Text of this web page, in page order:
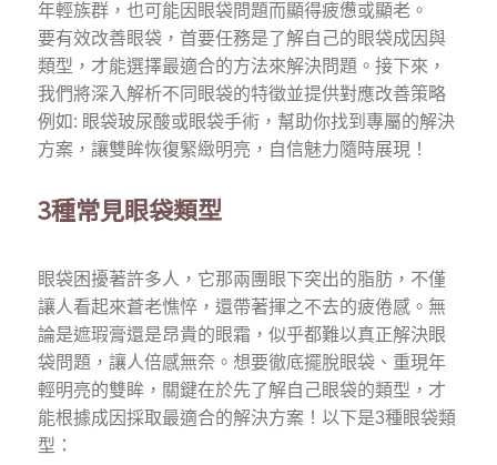
年輕族群，也可能因眼袋問題而顯得疲憊或顯老。
要有效改善眼袋，首要任務是了解自己的眼袋成因與
類型，才能選擇最適合的方法來解決問題。接下來，
我們將深入解析不同眼袋的特徵並提供對應改善策略
例如: 眼袋玻尿酸或眼袋手術，幫助你找到專屬的解決
方案，讓雙眸恢復緊緻明亮，自信魅力隨時展現！
3種常見眼袋類型
眼袋困擾著許多人，它那兩團眼下突出的脂肪，不僅
讓人看起來蒼老憔悴，還帶著揮之不去的疲倦感。無
論是遮瑕膏還是昂貴的眼霜，似乎都難以真正解決眼
袋問題，讓人倍感無奈。想要徹底擺脫眼袋、重現年
輕明亮的雙眸，關鍵在於先了解自己眼袋的類型，才
能根據成因採取最適合的解決方案！以下是3種眼袋類
型：